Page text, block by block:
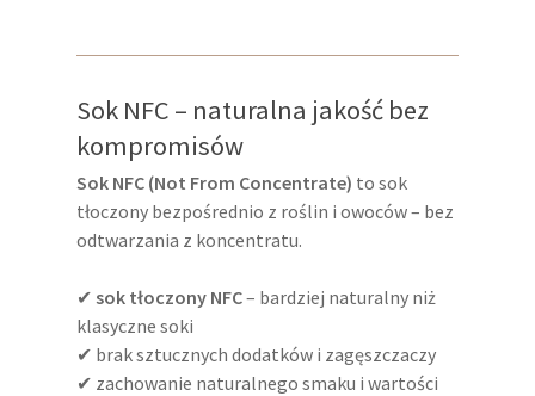
Sok NFC – naturalna jakość bez
kompromisów
Sok NFC (Not From Concentrate) to sok
tłoczony bezpośrednio z roślin i owoców – bez
odtwarzania z koncentratu.
✔sok tłoczony NFC– bardziej naturalny niż
klasyczne soki
✔ brak sztucznych dodatków i zagęszczaczy
✔ zachowanie naturalnego smaku i wartości